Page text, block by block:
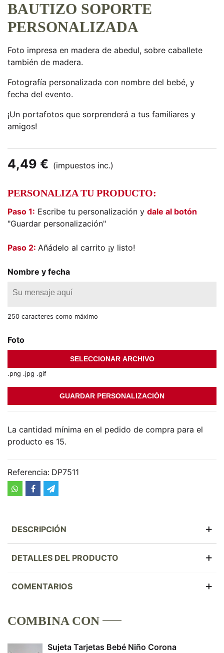
BAUTIZO SOPORTE
PERSONALIZADA
Foto impresa en madera de abedul, sobre caballete
también de madera.
Fotografía personalizada con nombre del bebé, y
fecha del evento.
¡Un portafotos que sorprenderá a tus familiares y
amigos!
4,49 € (impuestos inc.)
PERSONALIZA TU PRODUCTO:
Paso 1: Escribe tu personalización y dale al botón
"Guardar personalización"
Paso 2: Añádelo al carrito ¡y listo!
Nombre y fecha
250 caracteres como máximo
Foto
Ningún archivo seleccionado
SELECCIONAR ARCHIVO
.png .jpg .gif
GUARDAR PERSONALIZACIÓN
La cantidad mínima en el pedido de compra para el
producto es 15.
Referencia: DP7511
DESCRIPCIÓN
DETALLES DEL PRODUCTO
COMENTARIOS
COMBINA CON
Sujeta Tarjetas Bebé Niño Corona